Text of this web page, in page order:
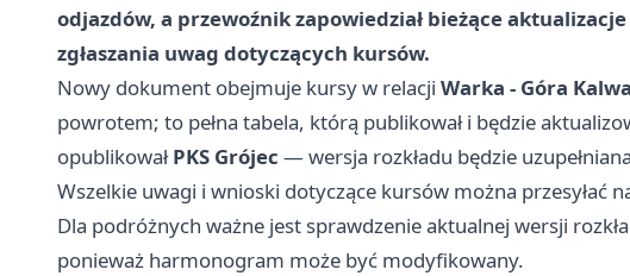
odjazdów, a przewoźnik zapowiedział bieżące
zgłaszania uwag dotyczących kursów.
Nowy dokument obejmuje kursy w relacji Warka - Góra
powrotem; to pełna tabela, którą publikował i będzie
opublikowałPKS Grójec — wersja rozkładu będzie
Wszelkie uwagi i wnioski dotyczące kursów można przesyłać
Dla podróżnych ważne jest sprawdzenie aktualnej wersji
ponieważ harmonogram może być modyfikowany.